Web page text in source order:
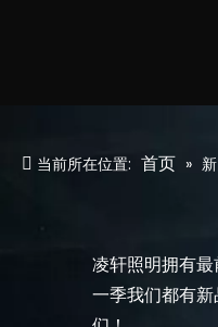
当前所在位置: 首页 »
凌轩照明拥有
一季我们都有